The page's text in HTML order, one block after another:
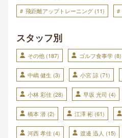
飛距離アップトレーニング (11)
スタッフ別
その他 (187) ゴルフ食事学 (8)
中嶋 健生 (3) 小宮 諒 (71)
小林 彩佳 (28) 早坂 光司 (4)
橋本 潜 (2) 江澤 彬 (61)
河西 孝佳 (4) 渡邊 迅人 (15)